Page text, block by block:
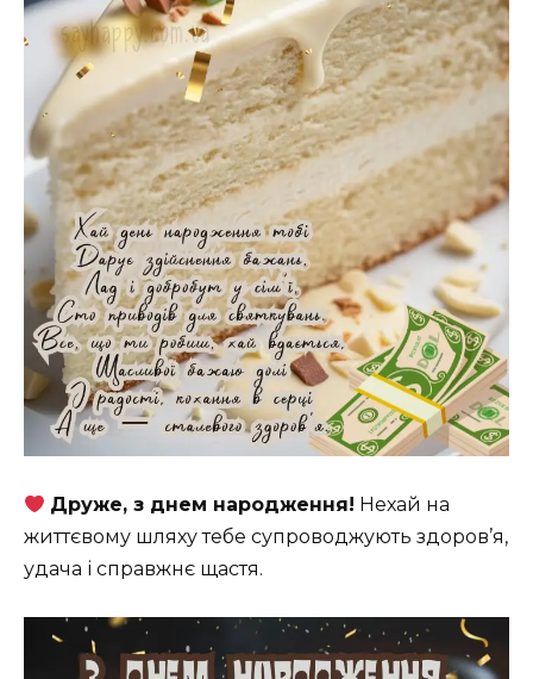
Друже, з днем народження! Нехай на
життєвому шляху тебе супроводжують здоров’я,
удача і справжнє щастя.